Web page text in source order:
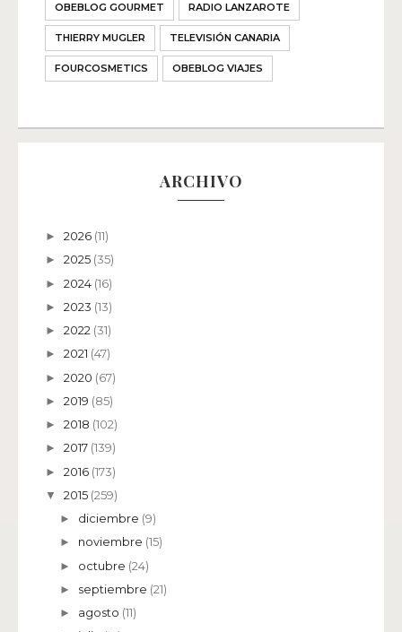
OBEBLOG GOURMET RADIO LANZAROTE
THIERRY MUGLER TELEVISIÓN CANARIA
FOURCOSMETICS OBEBLOG VIAJES
ARCHIVO
► 2026 (11)
► 2025 (35)
► 2024 (16)
► 2023 (13)
► 2022 (31)
► 2021 (47)
► 2020 (67)
► 2019 (85)
► 2018 (102)
► 2017 (139)
► 2016 (173)
▼ 2015 (259)
► diciembre (9)
► noviembre (15)
► octubre (24)
► septiembre (21)
► agosto (11)